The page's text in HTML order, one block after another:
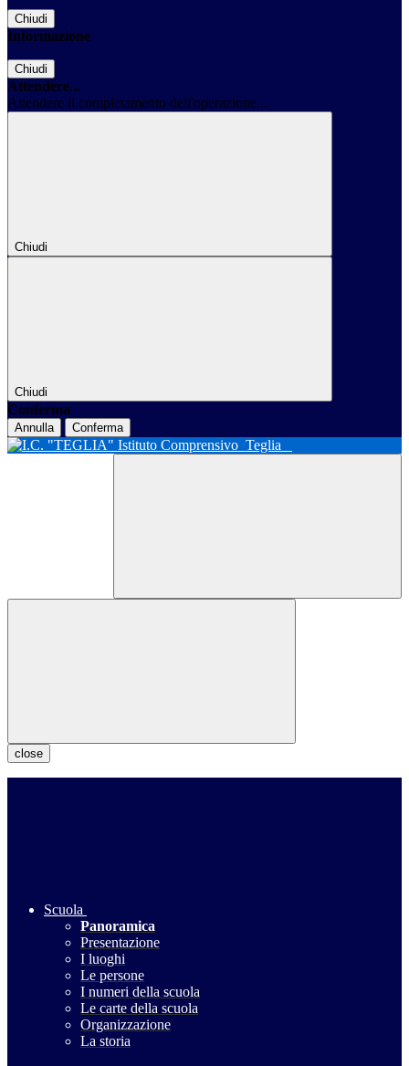
Chiudi
Informazione
Chiudi
Attendere...
Attendere il completamento dell'operazione...
Chiudi
Chiudi
Conferma
Annulla Conferma
Istituto Comprensivo Teglia
close
Scuola
Panoramica
Presentazione
I luoghi
Le persone
I numeri della scuola
Le carte della scuola
Organizzazione
La storia